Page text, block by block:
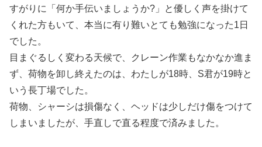
すがりに「何か手伝いましょうか?」と優しく声を掛けて
くれた方もいて、本当に有り難いとても勉強になった1日
でした。
目まぐるしく変わる天候で、クレーン作業もなかなか進ま
ず、荷物を卸し終えたのは、わたしが18時、S君が19時と
いう長丁場でした。
荷物、シャーシは損傷なく、ヘッドは少しだけ傷をつけて
しまいましたが、手直しで直る程度で済みました。